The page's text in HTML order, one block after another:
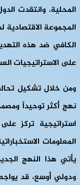
المحلية. وانتقدت
المجموعة
الكافي ضد هذه
على الاستراتيجيات
ومن خلال تشكيل
نهج أكثر توحيداً
استراتيجية تركز
المعلومات
يأتي هذا النهج
ودولي أوسع، قد